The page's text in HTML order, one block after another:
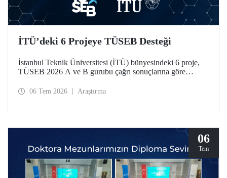
İTÜ’deki 6 Projeye TÜSEB Desteği
İstanbul Teknik Üniversitesi (İTÜ) bünyesindeki 6 proje,
TÜSEB 2026 A ve B gurubu çağrı sonuçlarına göre
06 Tem 2026 Araştırma
06
Tem